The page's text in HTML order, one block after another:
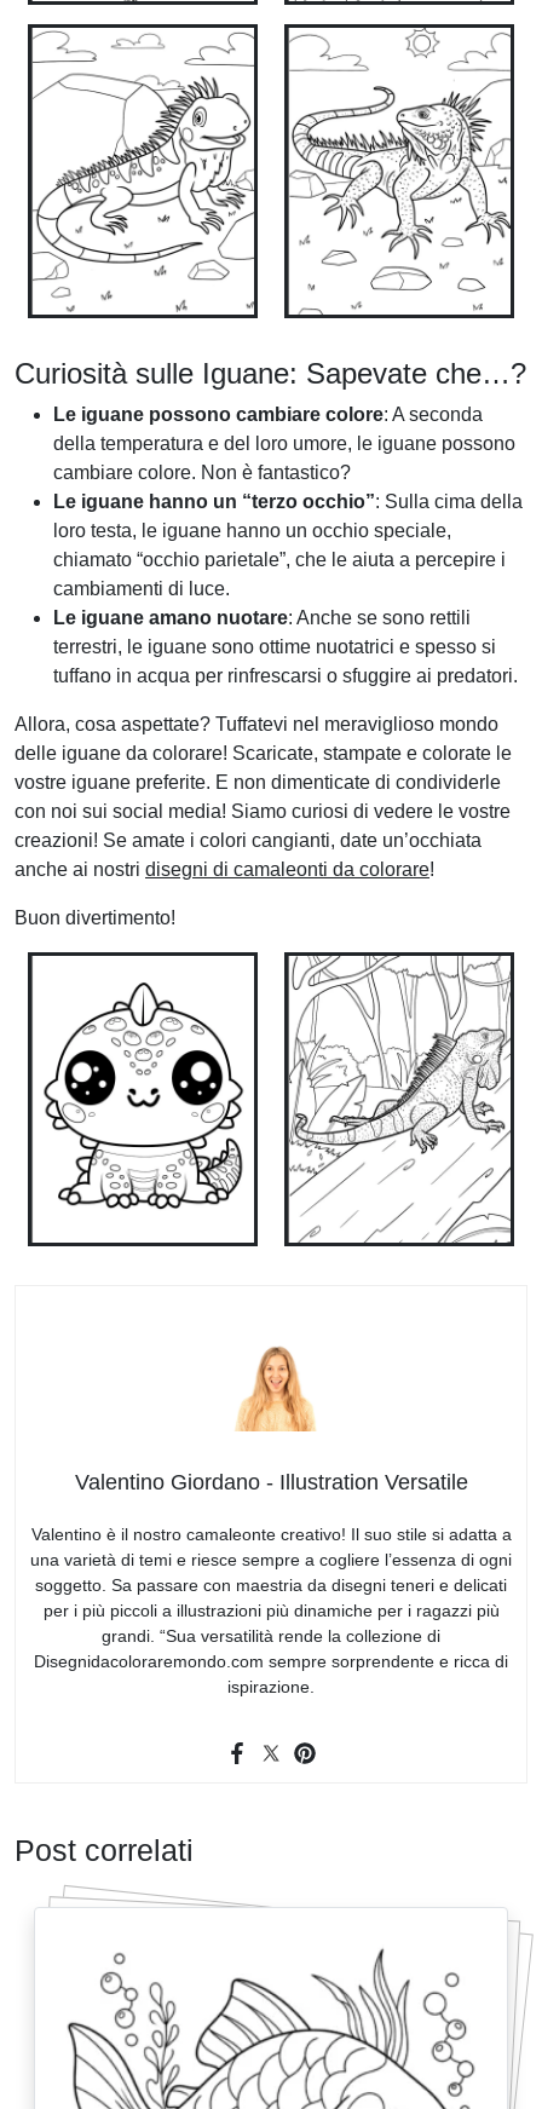
Curiosità sulle Iguane: Sapevate che…?
Le iguane possono cambiare colore: A seconda
della temperatura e del loro umore, le iguane possono
cambiare colore. Non è fantastico?
Le iguane hanno un “terzo occhio”: Sulla cima della
loro testa, le iguane hanno un occhio speciale,
chiamato “occhio parietale”, che le aiuta a percepire i
cambiamenti di luce.
Le iguane amano nuotare: Anche se sono rettili
terrestri, le iguane sono ottime nuotatrici e spesso si
tuffano in acqua per rinfrescarsi o sfuggire ai predatori.
Allora, cosa aspettate? Tuffatevi nel meraviglioso mondo
delle iguane da colorare! Scaricate, stampate e colorate le
vostre iguane preferite. E non dimenticate di condividerle
con noi sui social media! Siamo curiosi di vedere le vostre
creazioni! Se amate i colori cangianti, date un’occhiata
anche ai nostri disegni di camaleonti da colorare!
Buon divertimento!
Valentino Giordano - Illustration Versatile
Valentino è il nostro camaleonte creativo! Il suo stile si adatta a
una varietà di temi e riesce sempre a cogliere l’essenza di ogni
soggetto. Sa passare con maestria da disegni teneri e delicati
per i più piccoli a illustrazioni più dinamiche per i ragazzi più
grandi. “Sua versatilità rende la collezione di
Disegnidacoloraremondo.com sempre sorprendente e ricca di
ispirazione.
Post correlati